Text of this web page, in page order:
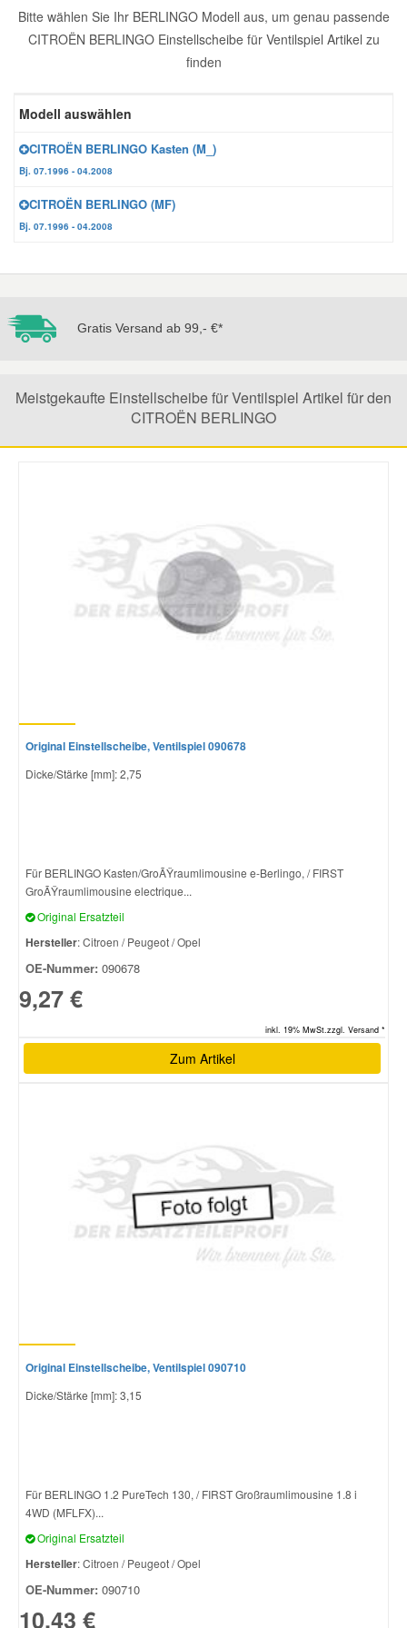
Bitte wählen Sie Ihr BERLINGO Modell aus, um genau passende
CITROËN BERLINGO Einstellscheibe für Ventilspiel Artikel zu
finden
Modell auswählen
CITROËN BERLINGO Kasten (M_)
Bj. 07.1996 - 04.2008
CITROËN BERLINGO (MF)
Bj. 07.1996 - 04.2008
Gratis Versand ab 99,- €*
Meistgekaufte Einstellscheibe für Ventilspiel Artikel für den
CITROËN BERLINGO
Original Einstellscheibe, Ventilspiel 090678
Dicke/Stärke [mm]: 2,75
Für BERLINGO Kasten/GroÃŸraumlimousine e-Berlingo, / FIRST
GroÃŸraumlimousine electrique...
Original Ersatzteil
Hersteller: Citroen / Peugeot / Opel
OE-Nummer: 090678
9,27 €
inkl. 19% MwSt.zzgl. Versand *
Zum Artikel
Original Einstellscheibe, Ventilspiel 090710
Dicke/Stärke [mm]: 3,15
Für BERLINGO 1.2 PureTech 130, / FIRST Großraumlimousine 1.8 i
4WD (MFLFX)...
Original Ersatzteil
Hersteller: Citroen / Peugeot / Opel
OE-Nummer: 090710
10,43 €
Scheibenreinigung
Reparatur-Zubehör
Schlüsselgehäuse
Daewoo Ersatzteile
Kia Ersatzteile
Lancia Ersatzteile
Mazda Ersatzteile
Mini Ersatzteile
Mitsubishi Ersatzteile
Seat Ersatzteile
Suzuki Ersatzteile
Toyota Ersatzteile